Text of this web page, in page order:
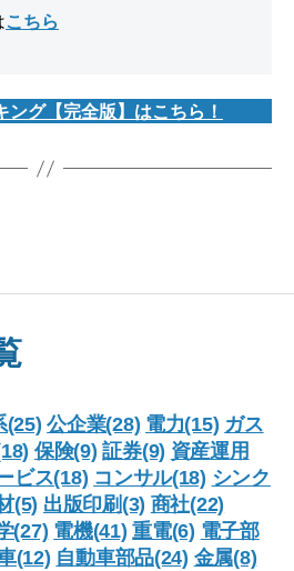
こちら
ング【完全版】はこちら！
(25) 公企業(28) 電力(15) ガス
保険(9) 証券(9) 資産運用
ビス(18) コンサル(18) シンク
(5) 出版印刷(3) 商社(22)
(27) 電機(41) 重電(6) 電子部
(12) 自動車部品(24) 金属(8)